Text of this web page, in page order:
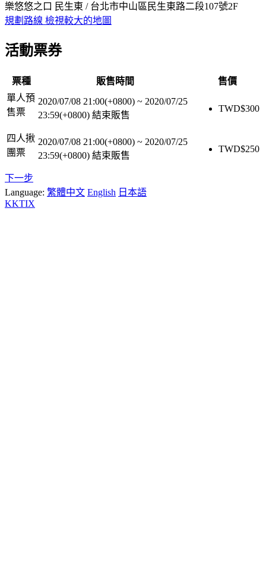
樂悠悠之口 民生東 / 台北市中山區民生東路二段107號2F
規劃路線 檢視較大的地圖
活動票券
票種 販售時間
售價
單人預
售票
2020/07/08 21:00(+0800) ~ 2020/07/25
23:59(+0800) 結束販售
TWD$300
四人揪
團票
2020/07/08 21:00(+0800) ~ 2020/07/25
23:59(+0800) 結束販售
TWD$250
下一步
Language: 繁體中文 English 日本語
KKTIX